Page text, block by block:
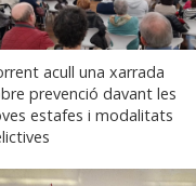
acull una xarrada
prevenció davant les
estafes i modalitats